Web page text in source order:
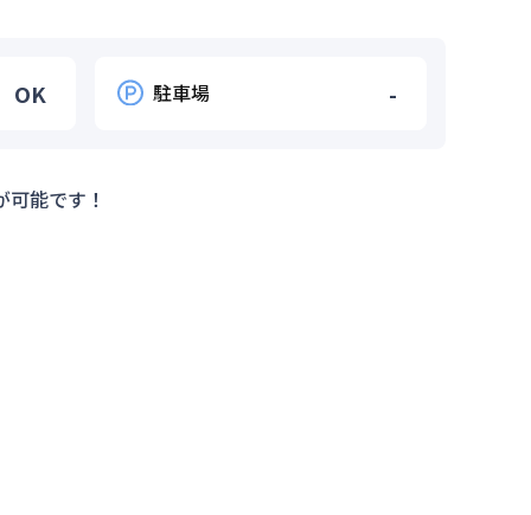
OK 駐車場 -
能です！